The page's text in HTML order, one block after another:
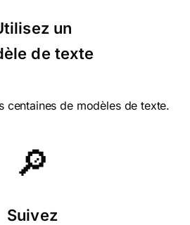
en français.
un
de texte
centaines de modèles de texte.
🔎
Suivez